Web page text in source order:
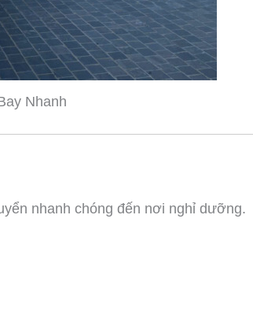
Nhanh
nhanh chóng đến nơi nghỉ dưỡng.